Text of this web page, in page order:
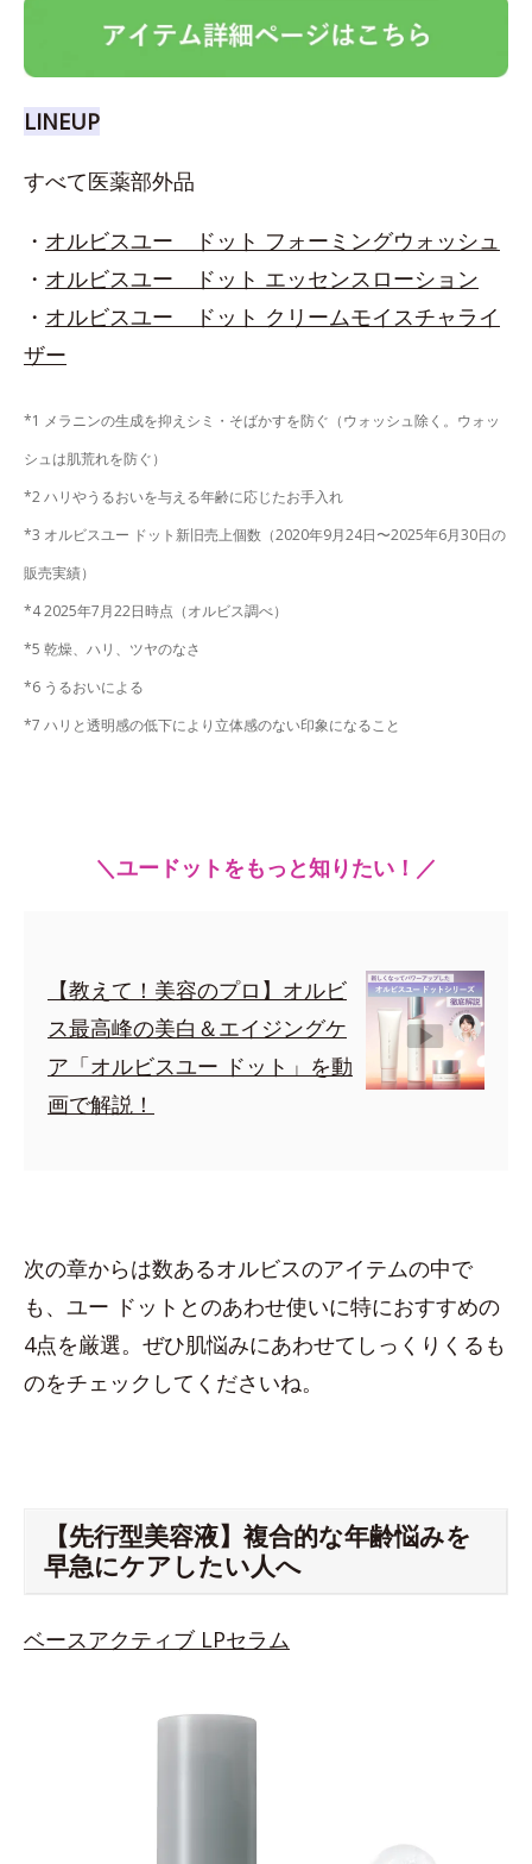
LINEUP
すべて医薬部外品
・ オルビスユー ドット フォーミングウォッシュ
・ オルビスユー ドット エッセンスローション
・ オルビスユー ドット クリームモイスチャライ
ザー
*1 メラニンの生成を抑えシミ・そばかすを防ぐ（ウォッシュ除く。ウォッ
シュは肌荒れを防ぐ）
*2 ハリやうるおいを与える年齢に応じたお手入れ
*3 オルビスユー ドット新旧売上個数（2020年9月24日〜2025年6月30日の
販売実績）
*4 2025年7月22日時点（オルビス調べ）
*5 乾燥、ハリ、ツヤのなさ
*6 うるおいによる
*7 ハリと透明感の低下により立体感のない印象になること
＼ユードットをもっと知りたい！／
【教えて！美容のプロ】オルビ
ス最高峰の美白＆エイジングケ
ア「オルビスユー ドット」を動
画で解説！
次の章からは数あるオルビスのアイテムの中で
も、ユー ドットとのあわせ使いに特におすすめの
4点を厳選。ぜひ肌悩みにあわせてしっくりくるも
のをチェックしてくださいね。
【先行型美容液】複合的な年齢悩みを
早急にケアしたい人へ
ベースアクティブ LPセラム